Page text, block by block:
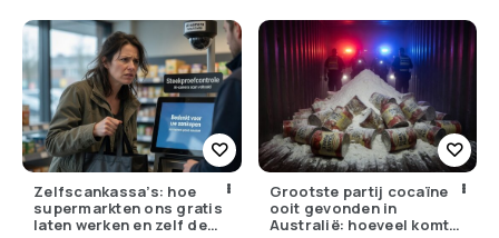
Zelfscankassa’s: hoe
supermarkten ons gratis
laten werken en zelf de
Grootste partij cocaïne
ooit gevonden in
Australië: hoeveel komt